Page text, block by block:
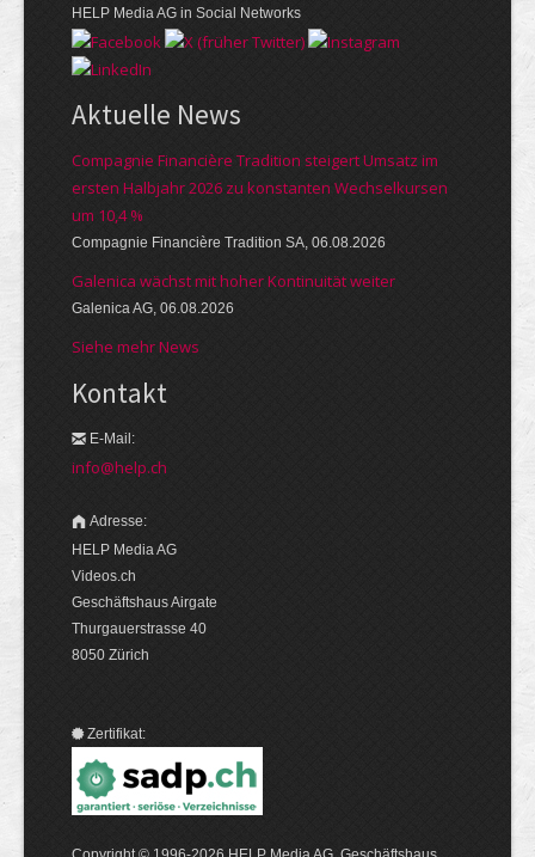
HELP Media AG in Social Networks
Aktuelle News
Compagnie Financière Tradition steigert Umsatz im
ersten Halbjahr 2026 zu konstanten Wechselkursen
um 10,4 %
Compagnie Financière Tradition SA, 06.08.2026
Galenica wächst mit hoher Kontinuität weiter
Galenica AG, 06.08.2026
Siehe mehr News
Kontakt
E-Mail:
info@help.ch
Adresse:
HELP Media AG
Videos.ch
Geschäftshaus Airgate
Thurgauerstrasse 40
8050 Zürich
Zertifikat: